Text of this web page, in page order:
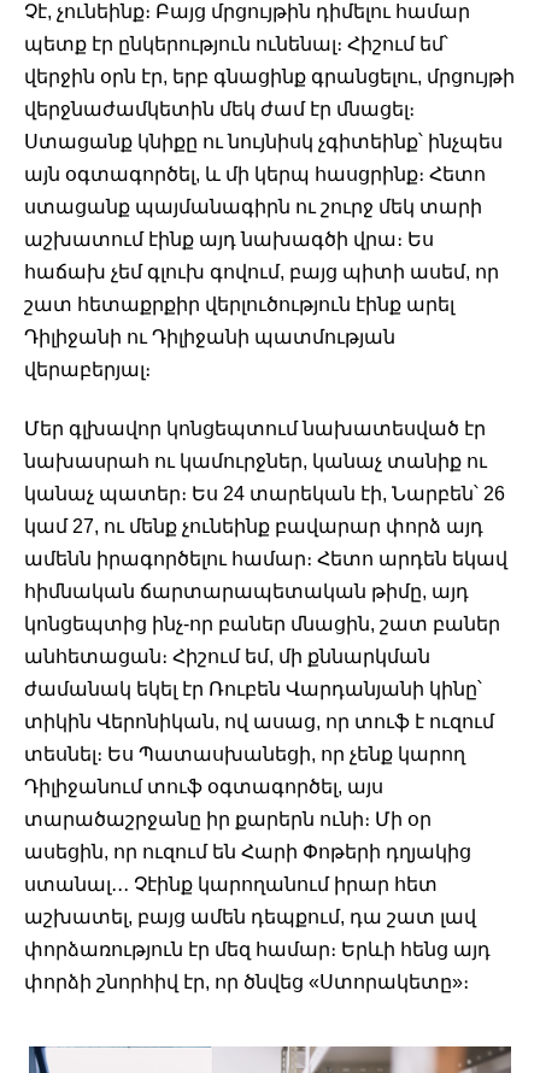
Չէ, չունեինք։ Բայց մրցույթին դիմելու համար
պետք էր ընկերություն ունենալ։ Հիշում եմ՝
վերջին օրն էր, երբ գնացինք գրանցելու, մրցույթի
վերջնաժամկետին մեկ ժամ էր մնացել։
Ստացանք կնիքը ու նույնիսկ չգիտեինք՝ ինչպես
այն օգտագործել, և մի կերպ հասցրինք։ Հետո
ստացանք պայմանագիրն ու շուրջ մեկ տարի
աշխատում էինք այդ նախագծի վրա։ Ես
հաճախ չեմ գլուխ գովում, բայց պիտի ասեմ, որ
շատ հետաքրքիր վերլուծություն էինք արել
Դիլիջանի ու Դիլիջանի պատմության
վերաբերյալ։
Մեր գլխավոր կոնցեպտում նախատեսված էր
նախասրահ ու կամուրջներ, կանաչ տանիք ու
կանաչ պատեր։ Ես 24 տարեկան էի, Նարբեն՝ 26
կամ 27, ու մենք չունեինք բավարար փորձ այդ
ամենն իրագործելու համար։ Հետո արդեն եկավ
հիմնական ճարտարապետական թիմը, այդ
կոնցեպտից ինչ-որ բաներ մնացին, շատ բաներ
անհետացան։ Հիշում եմ, մի քննարկման
ժամանակ եկել էր Ռուբեն Վարդանյանի կինը՝
տիկին Վերոնիկան, ով ասաց, որ տուֆ է ուզում
տեսնել։ Ես Պատասխանեցի, որ չենք կարող
Դիլիջանում տուֆ օգտագործել, այս
տարածաշրջանը իր քարերն ունի։ Մի օր
ասեցին, որ ուզում են Հարի Փոթերի դղյակից
ստանալ․․․ Չէինք կարողանում իրար հետ
աշխատել, բայց ամեն դեպքում, դա շատ լավ
փորձառություն էր մեզ համար։ Երևի հենց այդ
փորձի շնորհիվ էր, որ ծնվեց «Ստորակետը»։